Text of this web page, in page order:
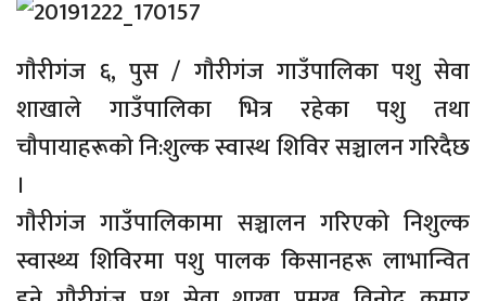
गाैरीगंज ६, पुस / गाैरीगंज गाउँपालिका पशु सेवा
शाखाले गाउँपालिका भित्र रहेका पशु तथा
चाैपायाहरूकाे नि:शुल्क स्वास्थ शिविर सञ्चालन गरिदैछ
।
गाैरीगंज गाउँपालिकामा सञ्चालन गरिएकाे निशुल्क
स्वास्थ्य शिविरमा पशु पालक किसानहरू लाभान्वित